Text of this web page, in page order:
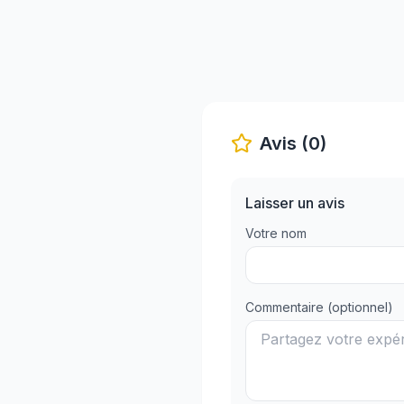
Avis (0)
Laisser un avis
Votre nom
Commentaire (optionnel)